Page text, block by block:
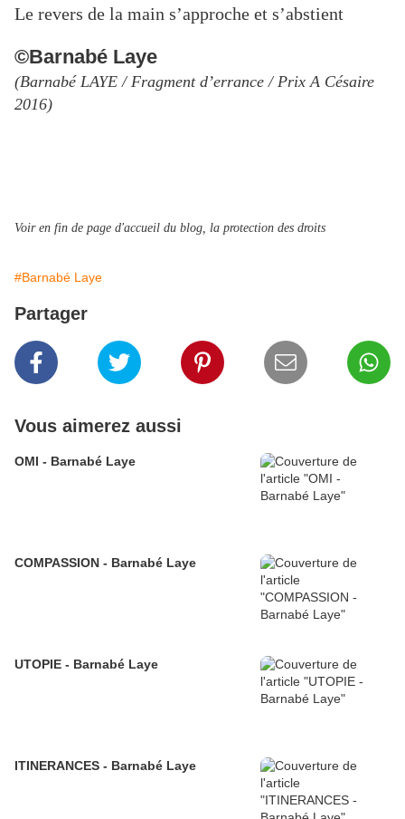
Le revers de la main s’approche et s’abstient
©Barnabé Laye
(Barnabé LAYE / Fragment d’errance / Prix A Césaire
2016)
Voir en fin de page d'accueil du blog, la protection des droits
#Barnabé Laye
Partager
Vous aimerez aussi
OMI - Barnabé Laye
COMPASSION - Barnabé Laye
UTOPIE - Barnabé Laye
ITINERANCES - Barnabé Laye